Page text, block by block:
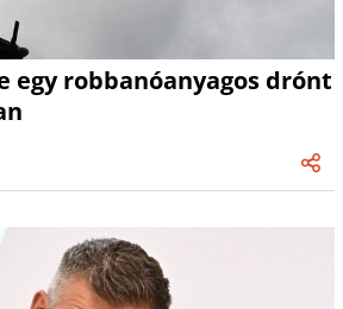
egy robbanóanyagos drónt